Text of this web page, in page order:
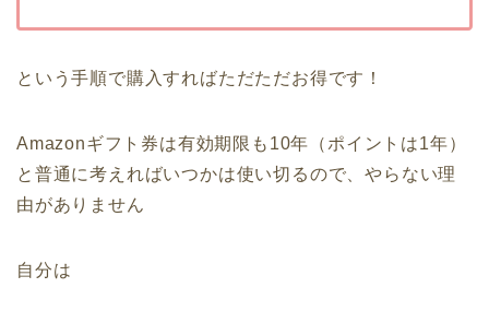
という手順で購入すればただただお得です！
Amazonギフト券は有効期限も10年（ポイントは1年）
と普通に考えればいつかは使い切るので、やらない理
由がありません
自分は